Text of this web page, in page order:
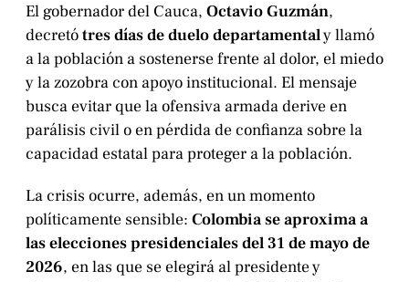
El gobernador del Cauca, Octavio Guzmán,
decretótres días de duelo departamentaly llamó
a la población a sostenerse frente al dolor, el miedo
y la zozobra con apoyo institucional. El mensaje
busca evitar que la ofensiva armada derive en
parálisis civil o en pérdida de confianza sobre la
capacidad estatal para proteger a la población.
La crisis ocurre, además, en un momento
políticamente sensible: Colombia se aproxima a
las elecciones presidenciales del 31 de mayo de
2026, en las que se elegirá al presidente y